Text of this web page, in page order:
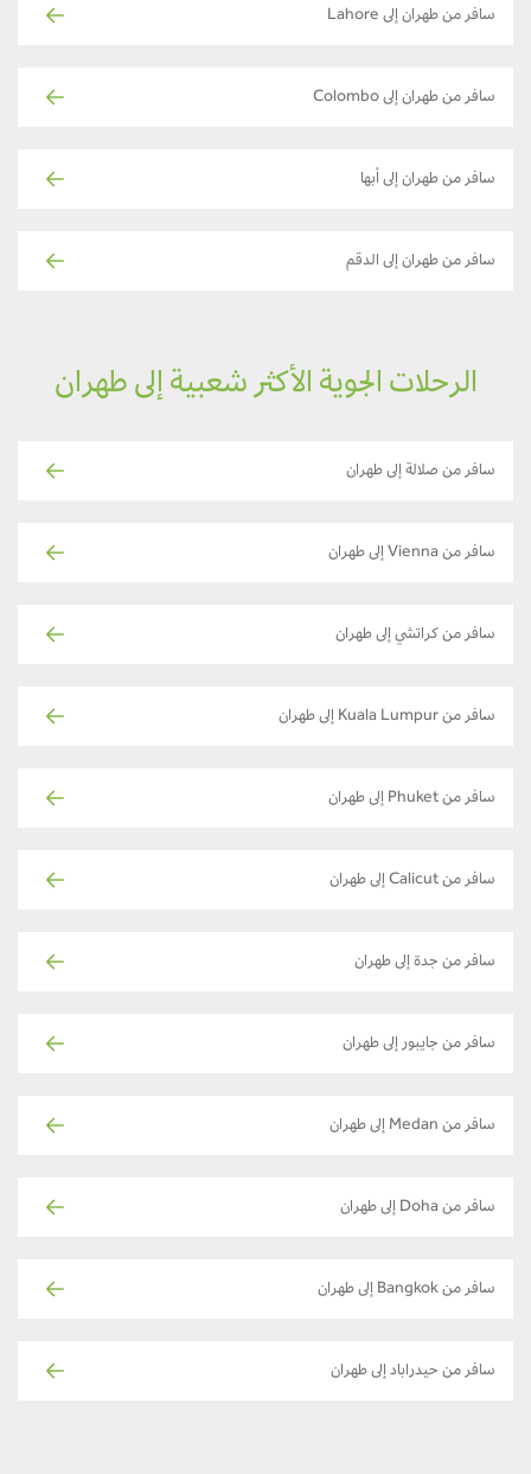
سافر من طهران إلى Lahore
سافر من طهران إلى Colombo
سافر من طهران إلى أبها
سافر من طهران إلى الدقم
الرحلات الجوية الأكثر شعبية إلى طهران
سافر من صلالة إلى طهران
سافر من Vienna إلى طهران
سافر من كراتشي إلى طهران
سافر من Kuala Lumpur إلى طهران
سافر من Phuket إلى طهران
سافر من Calicut إلى طهران
سافر من جدة إلى طهران
سافر من جايبور إلى طهران
سافر من Medan إلى طهران
سافر من Doha إلى طهران
سافر من Bangkok إلى طهران
سافر من حيدراباد إلى طهران